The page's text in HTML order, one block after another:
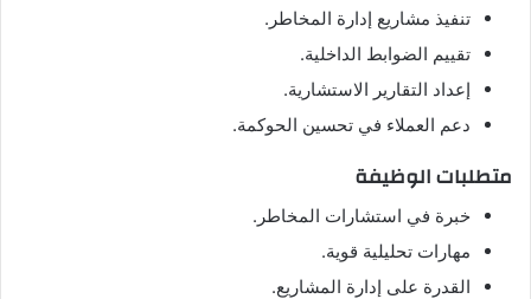
تنفيذ مشاريع إدارة المخاطر.
تقييم الضوابط الداخلية.
إعداد التقارير الاستشارية.
دعم العملاء في تحسين الحوكمة.
متطلبات الوظيفة
خبرة في استشارات المخاطر.
مهارات تحليلية قوية.
القدرة على إدارة المشاريع.